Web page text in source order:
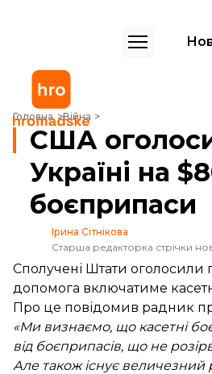
Головна Війна
США оголосили про пакет військової
США
Україні на
боєприпаси
Ірина Сітнікова
Старша редакторка стрічки
Сполучені Штати оголосили
допомога включатиме
Про це повідомив радник
«Ми визнаємо, що касетні
від боєприпасів, що не
Але також існує величезний